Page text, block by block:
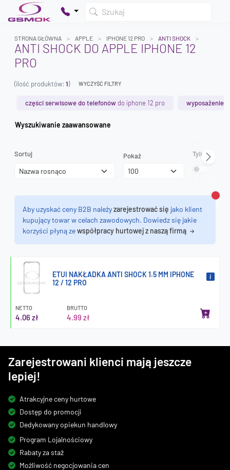
Szukaj
Dodaj produkty, aby kontynuować.
STRONA GŁÓWNA APPLE IPHONE 12 PRO ANTI SHOCK
ANTI SHOCK DO APPLE IPHONE 12
PRO
(ilość produktów: 1) WYCZYŚĆ FILTRY
części serwisowe do telefonów do iphone 12 pro wyposażenie
Wyszukiwanie zaawansowane
Sortuj Pokaż Tylko
Aby uzyskać ceny B2B należyzarejestrować się jako klient
kupujący towar w celach zawodowych. Dowiedz się jakie
korzyści płyną zewspółpracy hurtowej z naszą firmą
ETUI NAKŁADKA ANTI SHOCK 1.5 MM IPHONE
12 / 12 PRO
NETTO
4.06 zł
BRUTTO
4.99 zł
Zarejestrowani klienci mają jeszcze
lepiej!
Atrakcyjne ceny hurtowe
Dostęp do promocji
Dedykowany opiekun handlowy
Program Lojalnościowy
Rabaty za staż
Możliwość negocjowania cen